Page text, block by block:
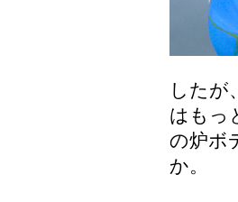
したが
はもっ
の炉ボ
か。